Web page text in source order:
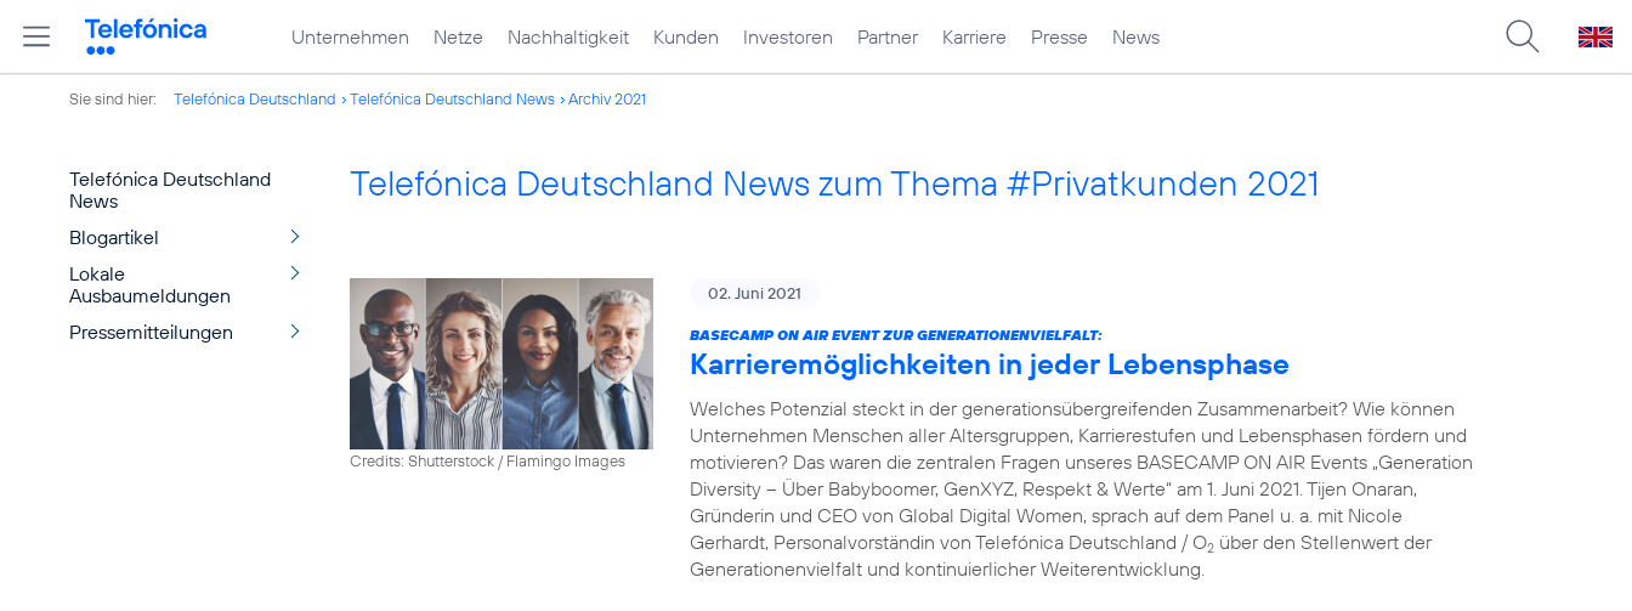
Unternehmen Netze Nachhaltigkeit Kunden Investoren Partner Karriere Presse News
Sie sind hier: Telefónica Deutschland Telefónica Deutschland News Archiv 2021
Telefónica Deutschland
News
Blogartikel
Lokale
Ausbaumeldungen
Pressemitteilungen
Telefónica Deutschland News zum Thema #Privatkunden 2021
Credits: Shutterstock / Flamingo Images
02. Juni 2021
BASECAMP ON AIR EVENT ZUR GENERATIONENVIELFALT:
Karrieremöglichkeiten in jeder Lebensphase
Welches Potenzial steckt in der generationsübergreifenden Zusammenarbeit? Wie können
Unternehmen Menschen aller Altersgruppen, Karrierestufen und Lebensphasen fördern und
motivieren? Das waren die zentralen Fragen unseres BASECAMP ON AIR Events „Generation
Diversity – Über Babyboomer, GenXYZ, Respekt & Werte“ am 1. Juni 2021. Tijen Onaran,
Gründerin und CEO von Global Digital Women, sprach auf dem Panel u. a. mit Nicole
Gerhardt, Personalvorständin von Telefónica Deutschland / O2 über den Stellenwert der
Generationenvielfalt und kontinuierlicher Weiterentwicklung.